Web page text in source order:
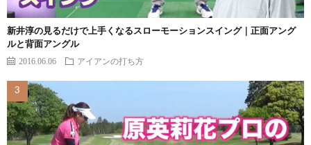
新井淳の見るだけで上手くなるスローモーションスイング｜正面アング
ルと背面アングル
2016.06.06 アイアンの打ち方